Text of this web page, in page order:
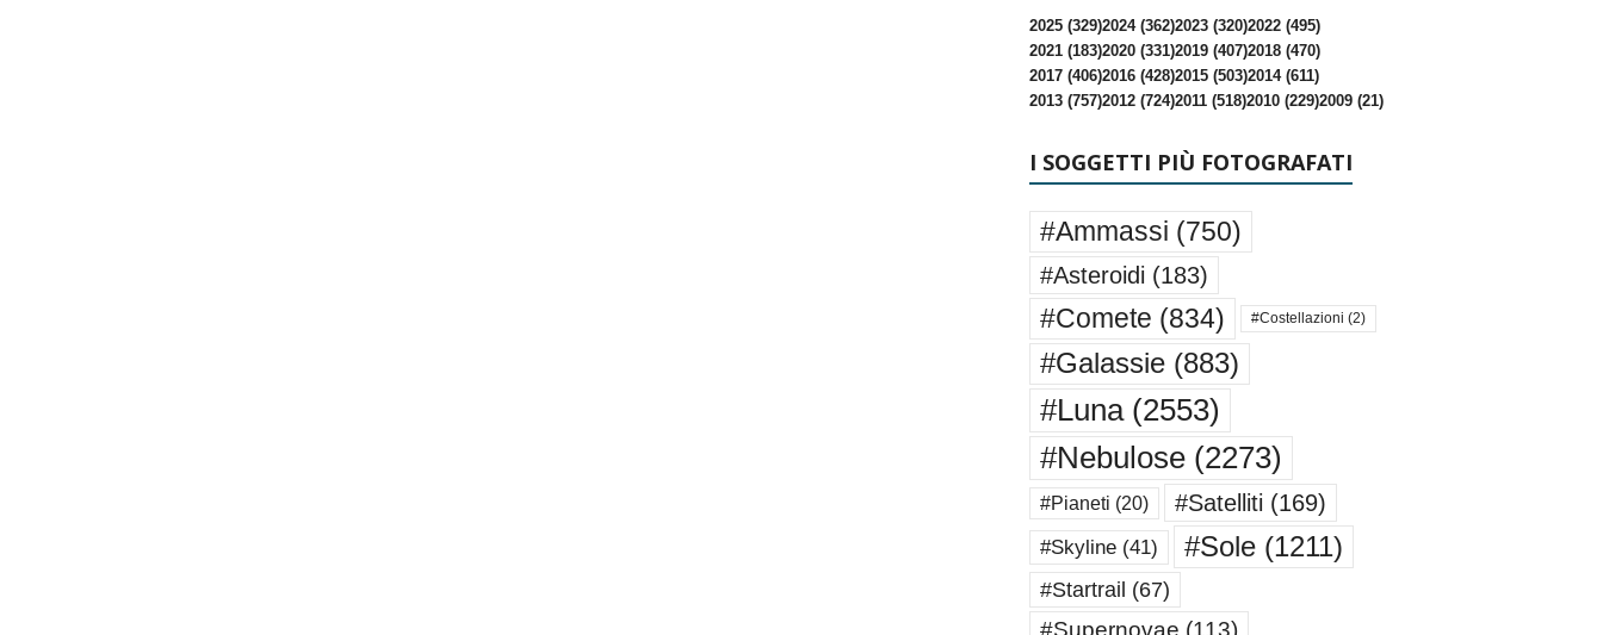
2025 (329)2024 (362)2023 (320)2022 (495)
2021 (183)2020 (331)2019 (407)2018 (470)
2017 (406)2016 (428)2015 (503)2014 (611)
2013 (757)2012 (724)2011 (518)2010 (229)2009 (21)
I SOGGETTI PIÙ FOTOGRAFATI
#Ammassi (750)
#Asteroidi (183)
#Comete (834) #Costellazioni (2)
#Galassie(883)
#Luna(2553)
#Nebulose(2273)
#Pianeti (20) #Satelliti (169)
#Skyline(41) #Sole(1211)
#Startrail (67)
#Supernovae (113)